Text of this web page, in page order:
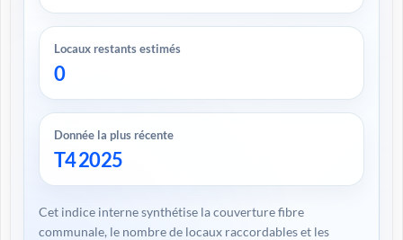
Locaux restants estimés
0
Donnée la plus récente
T4 2025
Cet indice interne synthétise la couverture fibre
communale, le nombre de locaux raccordables et les